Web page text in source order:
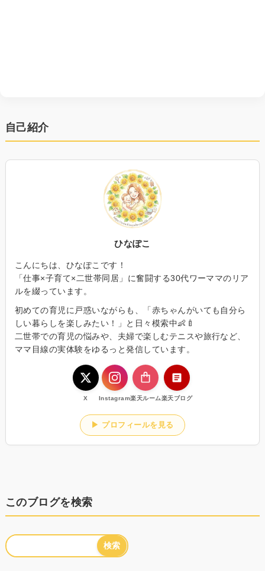
自己紹介
ひなぽこ
こんにちは、ひなぽこです！
「仕事×子育て×二世帯同居」に奮闘する30代ワーママのリア
ルを綴っています。
初めての育児に戸惑いながらも、「赤ちゃんがいても自分ら
しい暮らしを楽しみたい！」と日々模索中👶🍼
二世帯での育児の悩みや、夫婦で楽しむテニスや旅行など、
ママ目線の実体験をゆるっと発信しています。
X Instagram楽天ルーム楽天ブログ
▶ プロフィールを見る
このブログを検索